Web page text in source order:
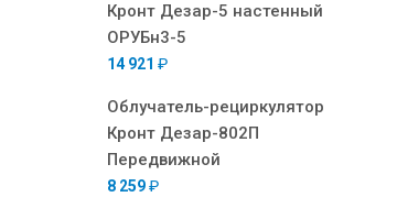
Кронт Дезар-5 настенный
ОРУБн3-5
14 921 ₽
Облучатель-рециркулятор
Кронт Дезар-802П
Передвижной
8 259₽